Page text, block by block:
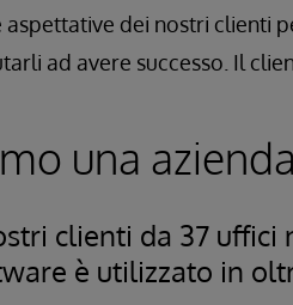
dei nostri clienti
ad avere successo. Il
una
clienti da 37
è utilizzato in